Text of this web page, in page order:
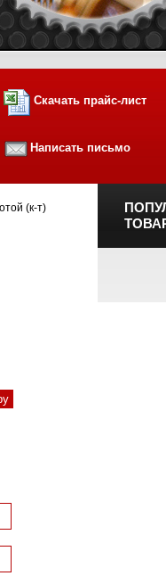
Скачать прайс-лист
Написать письмо
(к-т)